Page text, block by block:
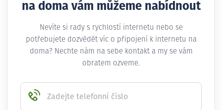
na doma vám můžeme nabídnout
Nevíte si rady s rychlostí internetu nebo se
potřebujete dozvědět víc o připojení k internetu na
doma? Nechte nám na sebe kontakt a my se vám
obratem ozveme.
Zadejte telefonní číslo